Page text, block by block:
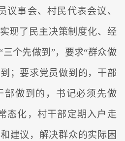
议事会、村民代表会议、
现了民主决策制度化、经
个先做到”，要求“群众做
；要求党员做到的，干部
部做到的，书记必须先做
态化，村干部定期入户走
建议，解决群众的实际困